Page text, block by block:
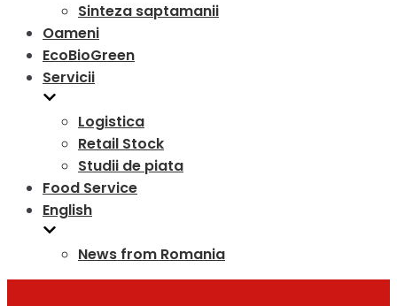
Sinteza saptamanii
Oameni
EcoBioGreen
Servicii
Logistica
Retail Stock
Studii de piata
Food Service
English
News from Romania